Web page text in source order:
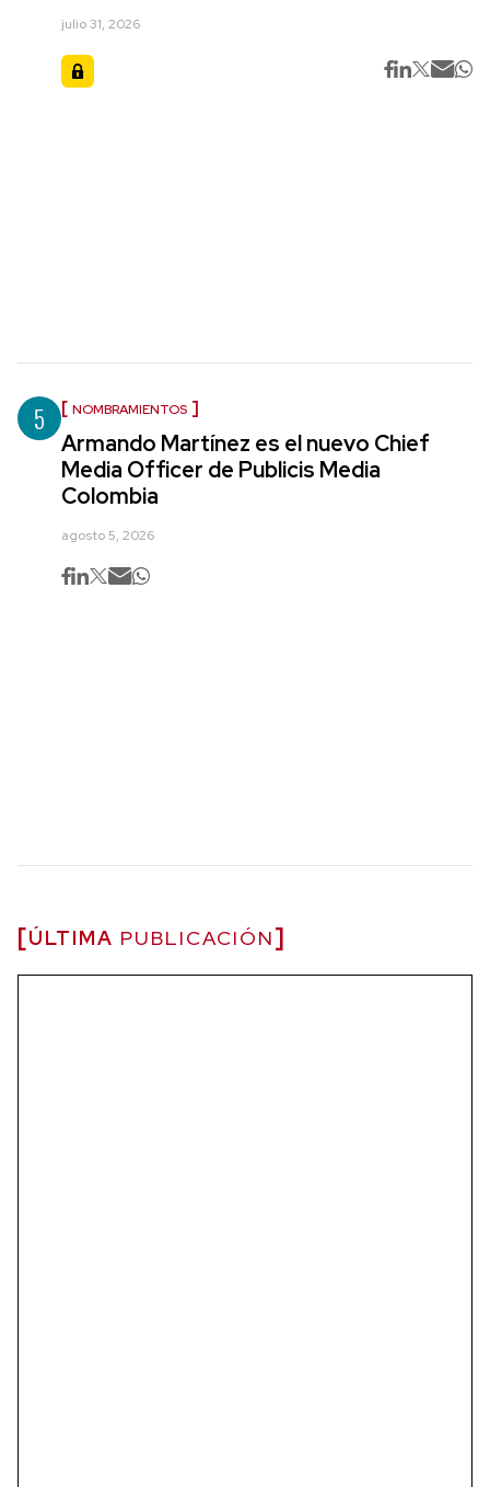
julio 31, 2026
5 NOMBRAMIENTOS
Armando Martínez es el nuevo Chief
Media Officer de Publicis Media
Colombia
agosto 5, 2026
ÚLTIMA PUBLICACIÓN